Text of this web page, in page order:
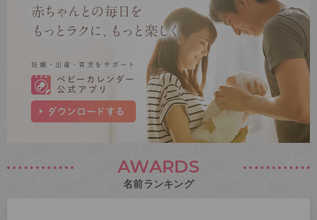
AWARDS
名前ランキング